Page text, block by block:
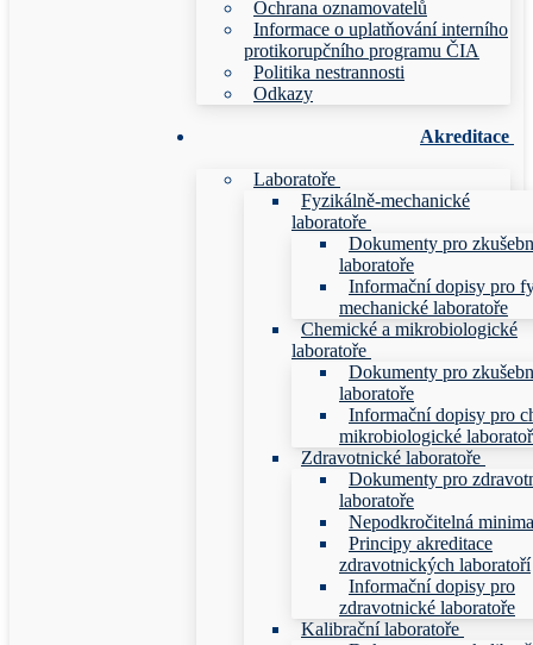
Ochrana oznamovatelů
Informace o uplatňování interního
protikorupčního programu ČIA
Politika nestrannosti
Odkazy
Akreditace
Laboratoře
Fyzikálně-mechanické
laboratoře
Dokumenty pro
laboratoře
Informační dopisy pro
mechanické laboratoře
Chemické a mikrobiologické
laboratoře
Dokumenty pro
laboratoře
Informační dopisy pro
mikrobiologické
Zdravotnické laboratoře
Dokumenty pro
laboratoře
Nepodkročitelná minima
Principy akreditace
zdravotnických laboratoří
Informační dopisy pro
zdravotnické laboratoře
Kalibrační laboratoře